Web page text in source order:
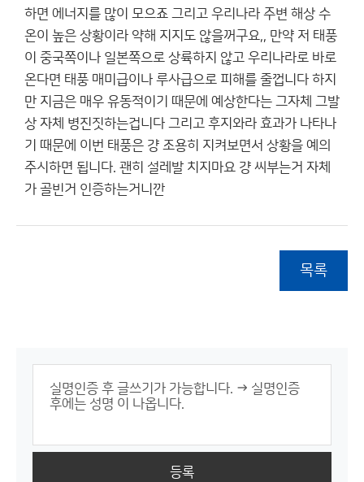
하면 에너지를 많이 모으죠 그리고 우리나라 주변 해상 수
온이 높은 상황이라 약해 지지도 않을꺼구요,, 만약 저 태풍
이 중국쪽이나 일본쪽으로 상륙하지 않고 우리나라로 바로
온다면 태풍 매미급이나 루사급으로 피해를 줄껍니다 하지
만 지금은 매우 유동적이기 때문에 예상한다는 그자체 그발
상 자체 병진짓하는겁니다 그리고 후지와라 효과가 나타나
기 때문에 이번 태풍은 걍 조용히 지켜보면서 상황을 예의
주시하면 됩니다. 괜히 설레발 치지마요 걍 씨부는거 자체
가 골빈거 인증하는거니깐
목록
등록